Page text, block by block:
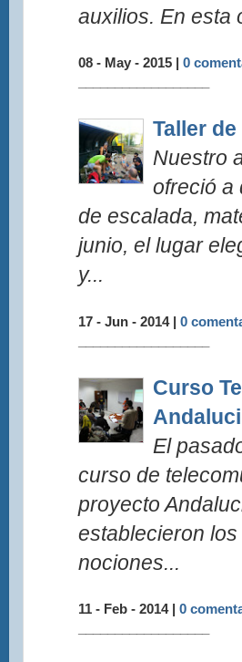
auxilios. En esta
08 - May - 2015 | 0
Taller de
Nuestro
ofreció a
de escalada,
junio, el lugar
y...
17 - Jun - 2014 | 0
Curso
El
curso de
proyecto
establecieron
nociones...
11 - Feb - 2014 | 0